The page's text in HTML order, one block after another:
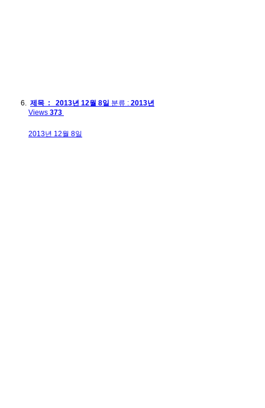
제목 : 2013년 12월 8일 분류 : 2013년
Views 373
2013년 12월 8일